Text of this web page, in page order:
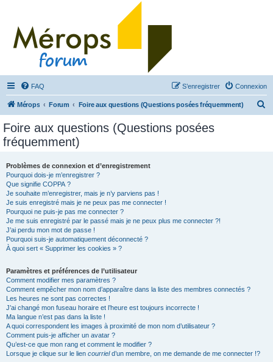
FAQ Connexion
S’enregistrer
Mérops Forum Foire aux questions (Questions posées fréquemment)
Foire aux questions (Questions posées
fréquemment)
Problèmes de connexion et d’enregistrement
Pourquoi dois-je m’enregistrer ?
Que signifie COPPA ?
Je souhaite m’enregistrer, mais je n’y parviens pas !
Je suis enregistré mais je ne peux pas me connecter !
Pourquoi ne puis-je pas me connecter ?
Je me suis enregistré par le passé mais je ne peux plus me connecter ?!
J’ai perdu mon mot de passe !
Pourquoi suis-je automatiquement déconnecté ?
À quoi sert « Supprimer les cookies » ?
Paramètres et préférences de l’utilisateur
Comment modifier mes paramètres ?
Comment empêcher mon nom d’apparaître dans la liste des membres connectés ?
Les heures ne sont pas correctes !
J’ai changé mon fuseau horaire et l’heure est toujours incorrecte !
Ma langue n’est pas dans la liste !
A quoi correspondent les images à proximité de mon nom d’utilisateur ?
Comment puis-je afficher un avatar ?
Qu’est-ce que mon rang et comment le modifier ?
Lorsque je clique sur le lien courrield’un membre, on me demande de me connecter !?